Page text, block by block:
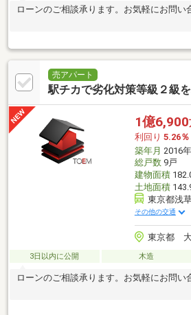
ローンのご相談承ります。お気軽にお問い
売アパート
駅チカで劣化対策等級２級
1億6,900
利回り 5.26％
築年月 2016
総戸数9戸
建物面積
土地面積
東京都浅
その他の交通
東京都
3日以内に公開 木造
ローンのご相談承ります。お気軽にお問い